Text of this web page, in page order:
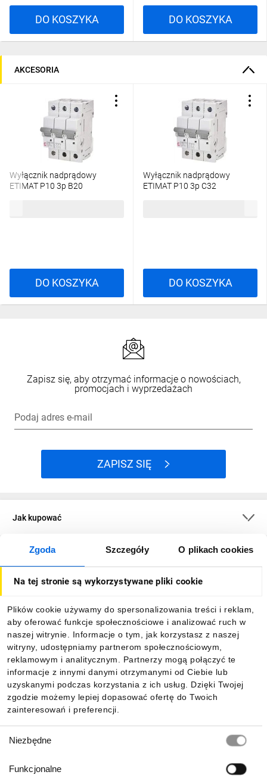
Zgoda Szczegóły O plikach cookies
Na tej stronie są wykorzystywane pliki cookie
Plików cookie używamy do spersonalizowania treści i reklam,
aby oferować funkcje społecznościowe i analizować ruch w
naszej witrynie. Informacje o tym, jak korzystasz z naszej
witryny, udostępniamy partnerom społecznościowym,
reklamowym i analitycznym. Partnerzy mogą połączyć te
informacje z innymi danymi otrzymanymi od Ciebie lub
uzyskanymi podczas korzystania z ich usług. Dzięki Twojej
zgodzie możemy lepiej dopasować ofertę do Twoich
zainteresowań i preferencji.
zgody
Niezbędne
Funkcjonalne
DO KOSZYKA DO KOSZYKA
AKCESORIA
Wyłącznik nadprądowy
ETIMAT P10 3p B20
DO KOSZYKA
Wyłącznik nadprądowy
ETIMAT P10 3p C32
DO KOSZYKA
Zapisz się, aby otrzymać informacje o nowościach,
promocjach i wyprzedażach
Podaj adres e-mail
ZAPISZ SIĘ
Jak kupować
O firmie
Informacje
Pobierz naszą aplikację mobilną: